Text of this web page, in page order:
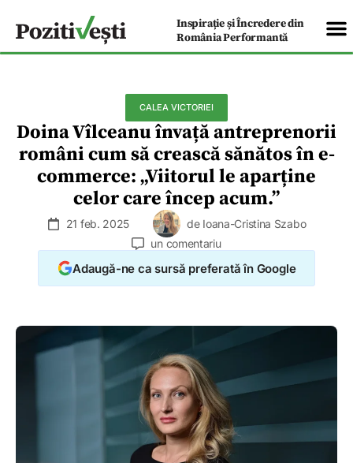
Inspirație și Încredere din
România Performantă
CALEA VICTORIEI
Doina Vîlceanu învață antreprenorii
români cum să crească sănătos în e-
commerce: „Viitorul le aparține
celor care încep acum.”
21 feb. 2025 de Ioana-Cristina Szabo
un comentariu
Adaugă-ne ca sursă preferată în Google